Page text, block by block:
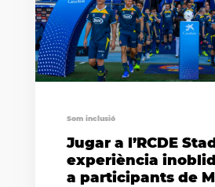
Som inclusió
Jugar a l’RCDE
experiència
a participants de